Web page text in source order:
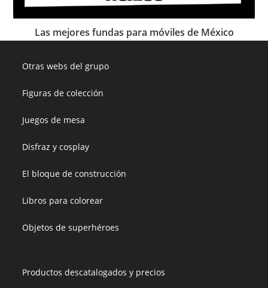
Las mejores fundas para móviles de México
Otras webs del grupo
Figuras de colección
Juegos de mesa
Disfraz y cosplay
El bloque de construcción
Libros para colorear
Objetos de superhéroes
Productos descatalogados y precios